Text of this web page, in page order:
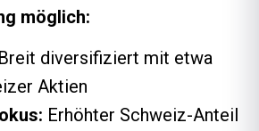
möglich:
Breit diversifiziert mit etwa
Aktien
Erhöhter Schweiz-Anteil